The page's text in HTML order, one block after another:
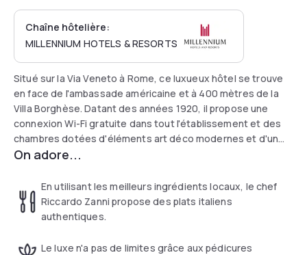
Chaîne hôtelière:
MILLENNIUM HOTELS & RESORTS
Situé sur la Via Veneto à Rome, ce luxueux hôtel se trouve
en face de l'ambassade américaine et à 400 mètres de la
Villa Borghèse. Datant des années 1920, il propose une
connexion Wi-Fi gratuite dans tout l'établissement et des
chambres dotées d'éléments art déco modernes et d'un
mobilier design.
Les chambres du Grand Hotel Palace sont climatisées et
disposent d'un minibar, d'une télévision avec chaînes
satellite et d'une salle de bains en marbre avec articles de
On adore...
En utilisant les meilleurs ingrédients locaux, le chef
Riccardo Zanni propose des plats italiens
authentiques.
Le luxe n'a pas de limites grâce aux pédicures